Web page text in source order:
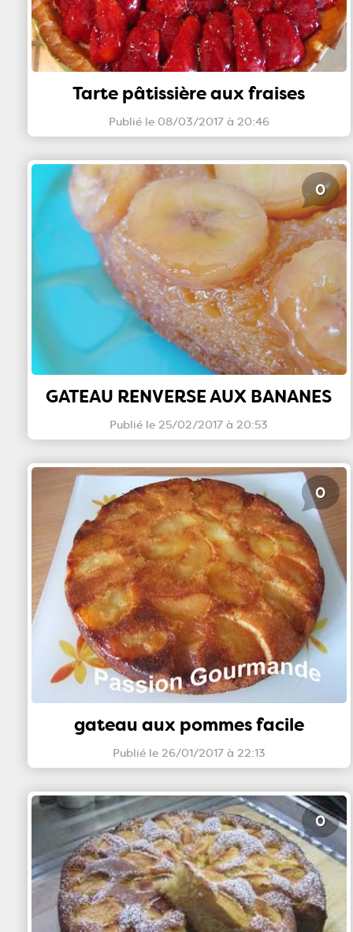
Tarte pâtissière aux fraises
Publié le 08/03/2017 à 20:46
GATEAU RENVERSE AUX BANANES
Publié le 25/02/2017 à 20:53
0
gateau aux pommes facile
Publié le 26/01/2017 à 22:13
0
0